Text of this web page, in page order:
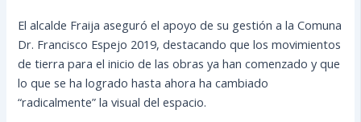
El alcalde Fraija aseguró el apoyo de su gestión a la Comuna
Dr. Francisco Espejo 2019, destacando que los movimientos
de tierra para el inicio de las obras ya han comenzado y que
lo que se ha logrado hasta ahora ha cambiado
“radicalmente” la visual del espacio.